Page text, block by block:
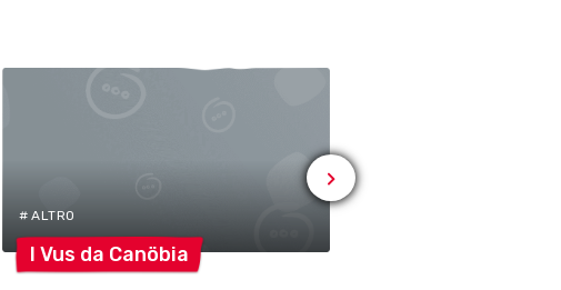
# ALTRO
I Vus da Canöbia